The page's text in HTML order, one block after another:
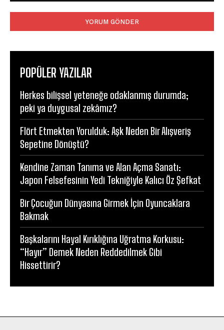
POPÜLER YAZILAR
Herkes bilişsel yeteneğe odaklanmış durumda;
peki ya duygusal zekâmız?
Flört Etmekten Yorulduk: Aşk Neden Bir Alışveriş
Sepetine Dönüştü?
Kendine Zaman Tanıma ve Alan Açma Sanatı:
Japon Felsefesinin Yedi Tekniğiyle Kalıcı Öz Şefkat
Bir Çocuğun Dünyasına Girmek İçin Oyuncaklara
Bakmak
Başkalarını Hayal Kırıklığına Uğratma Korkusu:
“Hayır” Demek Neden Reddedilmek Gibi
Hissettirir?